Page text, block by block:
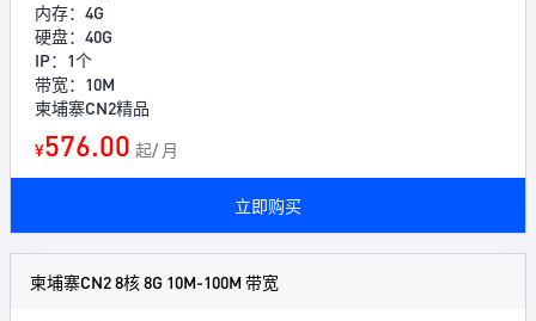
内存：4G
硬盘：40G
IP：1个
带宽：10M
柬埔寨CN2精品
¥576.00 起/ 月
立即购买
柬埔寨CN2 8核 8G 10M-100M 带宽